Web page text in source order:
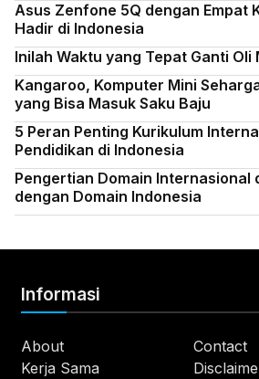
Asus Zenfone 5Q dengan Empat
Hadir di Indonesia
Inilah Waktu yang Tepat Ganti Oli
Kangaroo, Komputer Mini
yang Bisa Masuk Saku Baju
5 Peran Penting Kurikulum
Pendidikan di Indonesia
Pengertian Domain Internasional
dengan Domain Indonesia
Informasi
About
Contact
Kerja Sama